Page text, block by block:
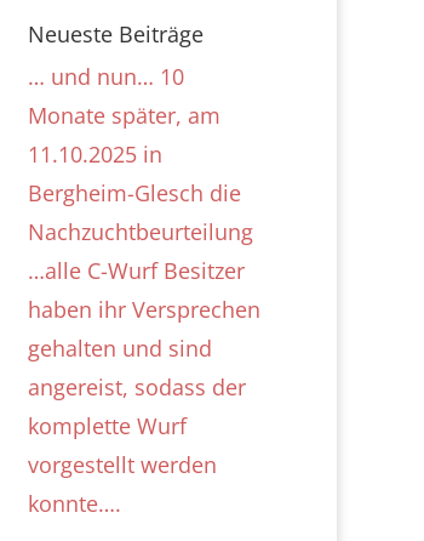
Neueste Beiträge
… und nun… 10
Monate später, am
11.10.2025 in
Bergheim-Glesch die
Nachzuchtbeurteilung
…alle C-Wurf Besitzer
haben ihr Versprechen
gehalten und sind
angereist, sodass der
komplette Wurf
vorgestellt werden
konnte….